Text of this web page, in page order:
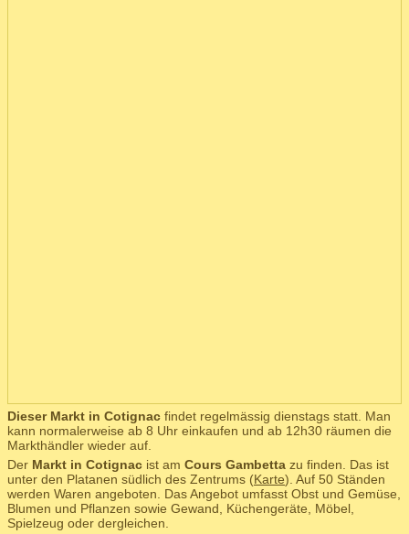
Dieser Markt in Cotignac findet regelmässig dienstags statt. Man
kann normalerweise ab 8 Uhr einkaufen und ab 12h30 räumen die
Markthändler wieder auf.
Der Markt in Cotignac ist am Cours Gambetta zu finden. Das ist
unter den Platanen südlich des Zentrums (Karte). Auf 50 Ständen
werden Waren angeboten. Das Angebot umfasst Obst und Gemüse,
Blumen und Pflanzen sowie Gewand, Küchengeräte, Möbel,
Spielzeug oder dergleichen.